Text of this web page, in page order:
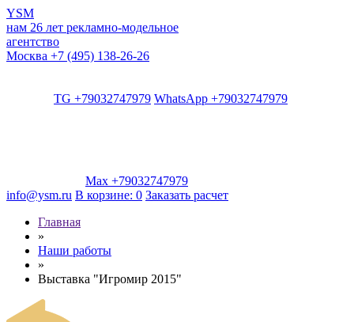
YSM
нам 26 лет рекламно-модельное
агентство
Москва +7 (495) 138-26-26
TG +79032747979 WhatsApp +79032747979
Max +79032747979
info@ysm.ru В корзине: 0 Заказать расчет
Главная
»
Наши работы
»
Выставка "Игромир 2015"